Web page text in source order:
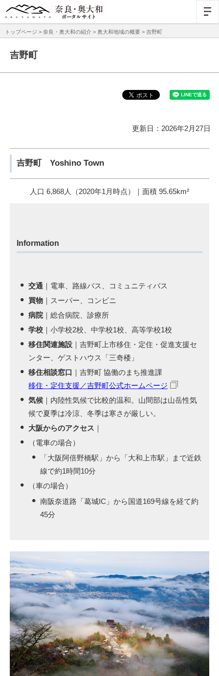
トップページ > 奈良・奥大和の紹介 > 奥大和地域の概要 > 吉野町
吉野町
更新日：2026年2月27日
吉野町 Yoshino Town
人口 6,868人（2020年1月時点）｜面積 95.65km²
Information
交通 ｜電車、路線バス、コミュニティバス
買物 ｜スーパー、コンビニ
病院｜総合病院、診療所
学校 ｜小学校2校、中学校1校、高等学校1校
移住関連施設 ｜吉野町上市移住・定住・促進支援セ
ンター、ゲストハウス「三奇楼」
移住相談窓口 ｜吉野町 協働のまち推進課
移住・定住支援／吉野町公式ホームページ
気候 ｜内陸性気候で比較的温和。山間部は山岳性気
候で夏季は冷涼、冬季は寒さが厳しい。
大阪からのアクセス ｜
（電車の場合）
「大阪阿倍野橋駅」から「大和上市駅」まで近鉄
線で約1時間10分
（車の場合）
南阪奈道路「葛城IC」から国道169号線を経て約
45分